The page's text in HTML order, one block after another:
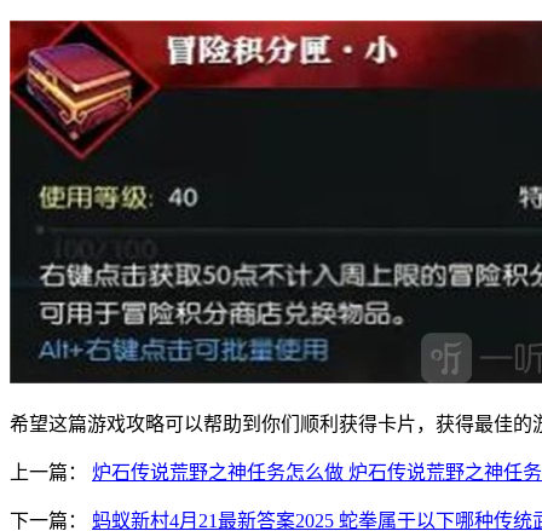
希望这篇游戏攻略可以帮助到你们顺利获得卡片，获得最佳的
上一篇： 炉石传说荒野之神任务怎么做 炉石传说荒野之神任
下一篇： 蚂蚁新村4月21最新答案2025 蛇拳属于以下哪种传统